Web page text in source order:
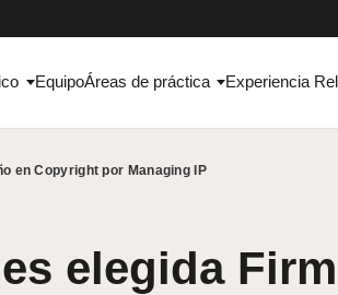
EquipoÁreas de práctica Experiencia
en Copyright por Managing IP
elegida